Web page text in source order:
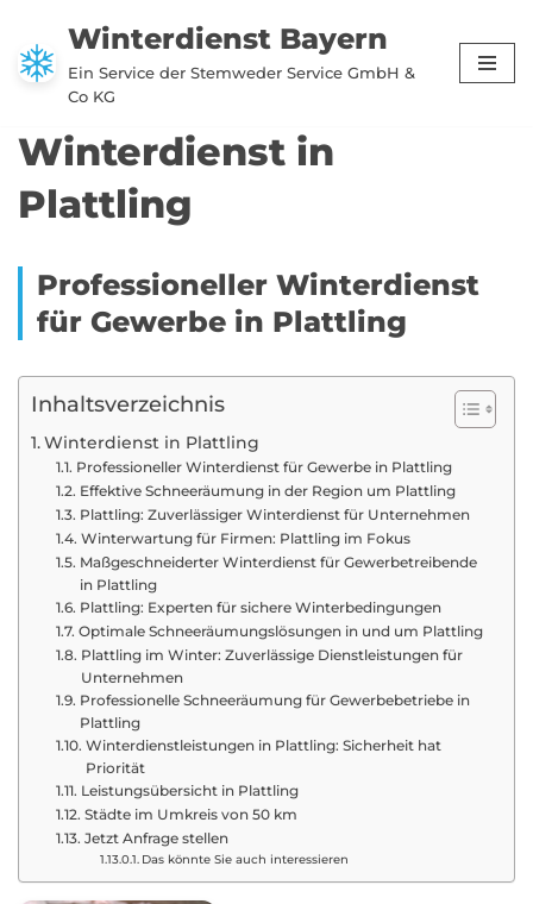
Zum
Inhalt
Winterdienst Bayern
Ein Service der Stemweder Service GmbH &
Co KG
Winterdienst in
Plattling
Professioneller Winterdienst
für Gewerbe in Plattling
Inhaltsverzeichnis
Winterdienst in Plattling
Professioneller Winterdienst für Gewerbe in Plattling
Effektive Schneeräumung in der Region um Plattling
Plattling: Zuverlässiger Winterdienst für Unternehmen
Winterwartung für Firmen: Plattling im Fokus
Maßgeschneiderter Winterdienst für Gewerbetreibende
in Plattling
Plattling: Experten für sichere Winterbedingungen
Optimale Schneeräumungslösungen in und um Plattling
Plattling im Winter: Zuverlässige Dienstleistungen für
Unternehmen
Professionelle Schneeräumung für Gewerbebetriebe in
Plattling
Winterdienstleistungen in Plattling: Sicherheit hat
Priorität
Leistungsübersicht in Plattling
Städte im Umkreis von 50 km
Jetzt Anfrage stellen
Das könnte Sie auch interessieren